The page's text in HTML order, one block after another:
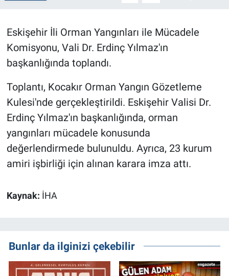
Eskişehir İli Orman Yangınları ile Mücadele
Komisyonu, Vali Dr. Erdinç Yılmaz'ın
başkanlığında toplandı.
Toplantı, Kocakır Orman Yangın Gözetleme
Kulesi'nde gerçekleştirildi. Eskişehir Valisi Dr.
Erdinç Yılmaz'ın başkanlığında, orman
yangınları mücadele konusunda
değerlendirmede bulunuldu. Ayrıca, 23 kurum
amiri işbirliği için alınan karara imza attı.
Kaynak: İHA
Bunlar da ilginizi çekebilir
Magazin
Bilim ve Teknoloji